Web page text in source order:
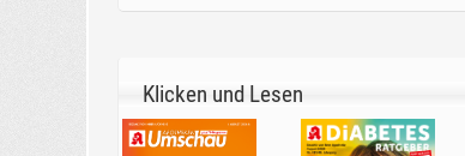
Klicken und Lesen